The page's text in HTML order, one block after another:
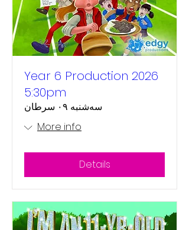
Year 6 Production 2026
5:30pm
سه‌شنبه ۰۹ سرطان
More info
Details